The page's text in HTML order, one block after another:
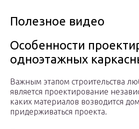
Полезное видео
Особенности
одноэтажных
Важным этапом строительства
является проектирование
каких материалов возводится
придерживаться проекта.